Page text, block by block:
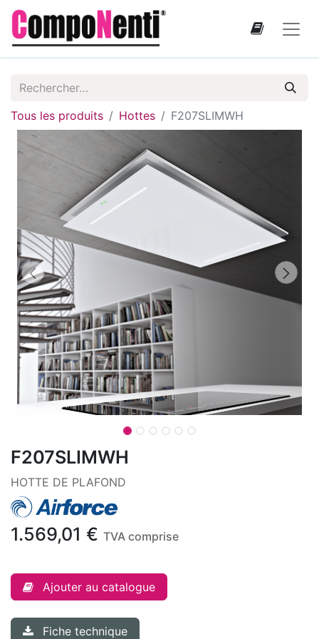
Tous les produits Hottes F207SLIMWH
F207SLIMWH
HOTTE DE PLAFOND
1.569,01 € TVA comprise
Ajouter au catalogue
Fiche technique